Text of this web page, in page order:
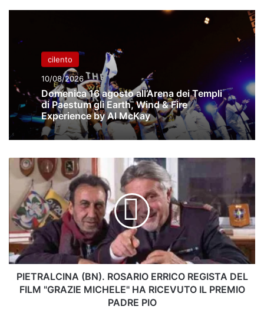
cilento
10/08/2026
Domenica 16 agosto all’Arena dei Templi
di Paestum gli Earth, Wind & Fire
Experience by Al McKay
PIETRALCINA
(BN).
ROSARIO
ERRICO
REGISTA
DEL
FILM
"GRAZIE
MICHELE"
HA
RICEVUTO
PIETRALCINA (BN). ROSARIO ERRICO REGISTA DEL
FILM "GRAZIE MICHELE" HA RICEVUTO IL PREMIO
PADRE PIO